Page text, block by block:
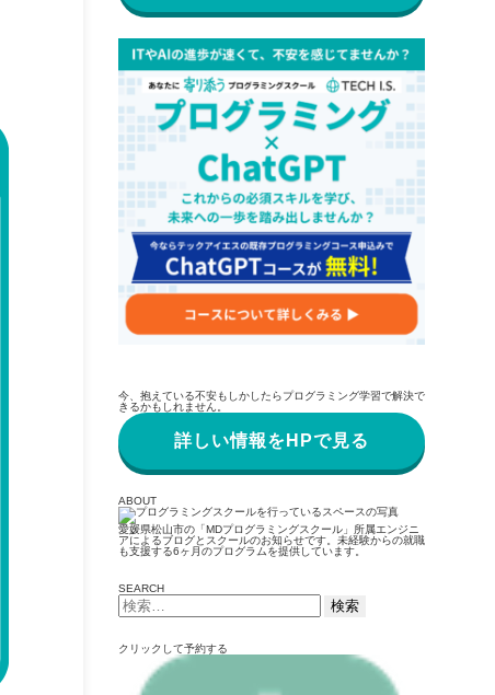
今、抱えている不安もしかしたらプログラミング学習で解決で
きるかもしれません。
詳しい情報をHPで見る
ABOUT
愛媛県松山市の「MDプログラミングスクール」所属エンジニ
アによるブログとスクールのお知らせです。未経験からの就職
も支援する6ヶ月のプログラムを提供しています。
SEARCH
検
索:
クリックして予約する